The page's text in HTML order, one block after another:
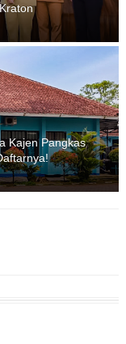
Kajen Pangkas